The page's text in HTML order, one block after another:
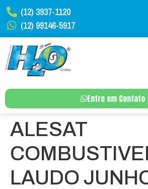
(12) 3937-1120
(12) 99146-5917
Entre em Contato
ALESAT
LAUDO